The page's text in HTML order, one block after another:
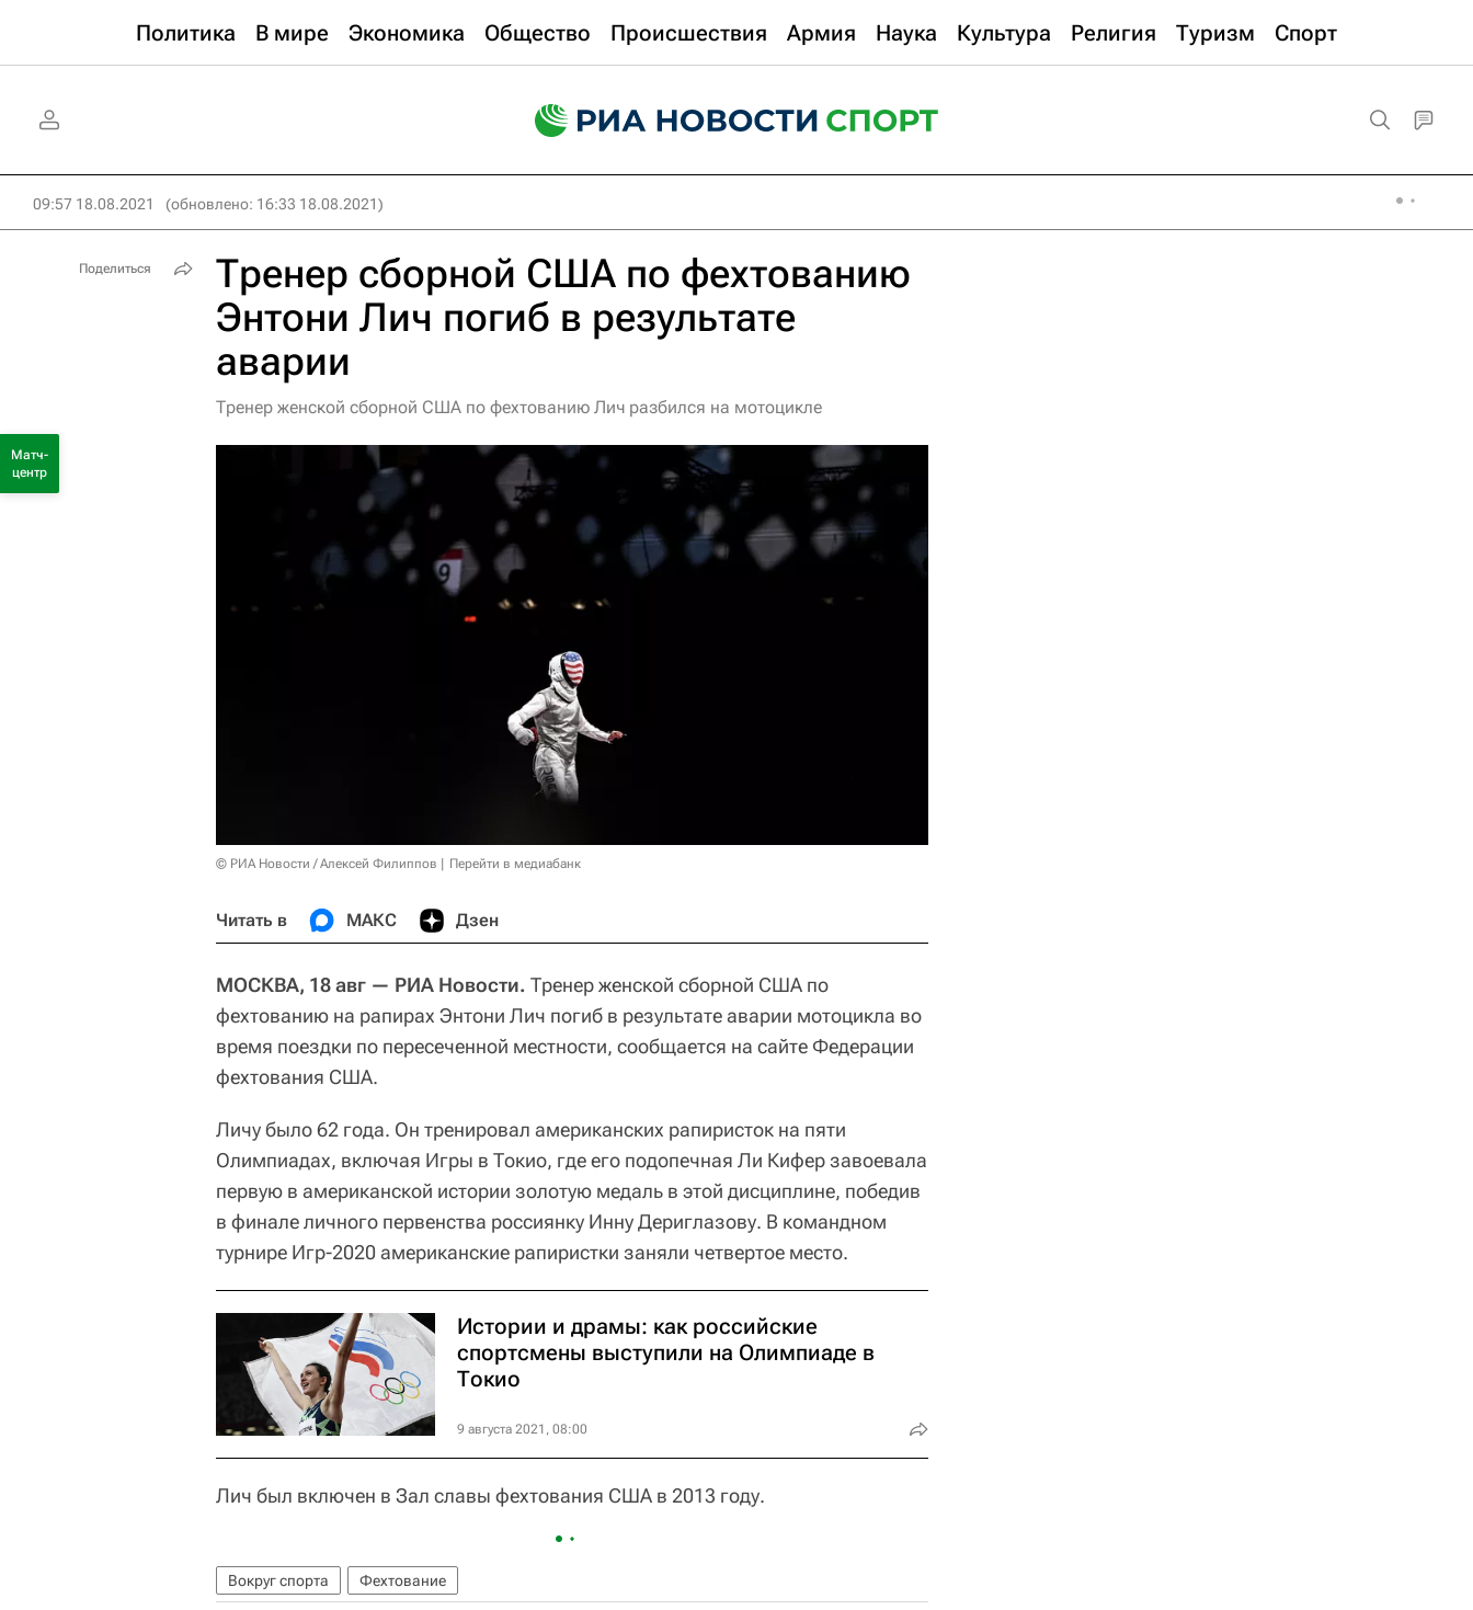
Политика В мире Экономика Общество Происшествия Армия Наука Культура Религия Туризм Спорт
09:57 18.08.2021 (обновлено: 16:33 18.08.2021)
Тренер сборной США по фехтованию
Энтони Лич погиб в результате
аварии
Тренер женской сборной США по фехтованию Лич разбился на мотоцикле
© РИА Новости / Алексей Филиппов Перейти в медиабанк
Читать в МАКС Дзен
МОСКВА, 18 авг — РИА Новости. Тренер женской сборной США по
фехтованию на рапирах Энтони Лич погиб в результате аварии мотоцикла во
время поездки по пересеченной местности, сообщается на сайте Федерации
фехтования США.
Личу было 62 года. Он тренировал американских рапиристок на пяти
Олимпиадах, включая Игры в Токио, где его подопечная Ли Кифер завоевала
первую в американской истории золотую медаль в этой дисциплине, победив
в финале личного первенства россиянку Инну Дериглазову. В командном
турнире Игр-2020 американские рапиристки заняли четвертое место.
Истории и драмы: как российские
спортсмены выступили на Олимпиаде в
Токио
9 августа 2021, 08:00
Лич был включен в Зал славы фехтования США в 2013 году.
Вокруг спорта Фехтование
Поделиться
Матч-
центр